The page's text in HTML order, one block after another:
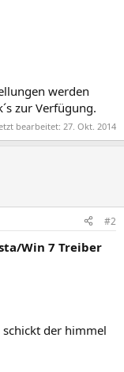
werden
zur Verfügung.
bearbeitet: 27. Okt. 2014
#2
Win 7 Treiber
der himmel